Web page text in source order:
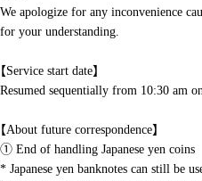
We apologize for any inconvenience
for your understanding.
【Service start date】
Resumed sequentially from 10:30 am
【About future correspondence】
① End of handling Japanese yen coins
* Japanese yen banknotes can still be